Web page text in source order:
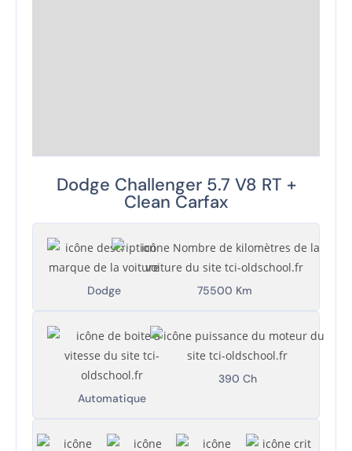
Dodge Challenger 5.7 V8 RT +
Clean Carfax
Dodge 75500 Km
Automatique
390 Ch